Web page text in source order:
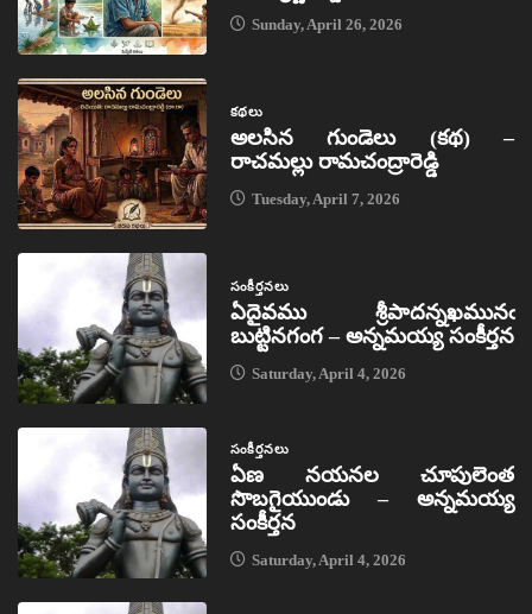
Sunday, April 26, 2026
కథలు
అలసిన గుండెలు (కథ) –
రాచమల్లు రామచంద్రారెడ్డి
Tuesday, April 7, 2026
సంకీర్తనలు
ఏదైవము శ్రీపాదన్నఖమునఁ
బుట్టినగంగ – అన్నమయ్య సంకీర్తన
Saturday, April 4, 2026
సంకీర్తనలు
ఏణ నయనల చూపులెంత
సొబగైయుండు – అన్నమయ్య
సంకీర్తన
Saturday, April 4, 2026